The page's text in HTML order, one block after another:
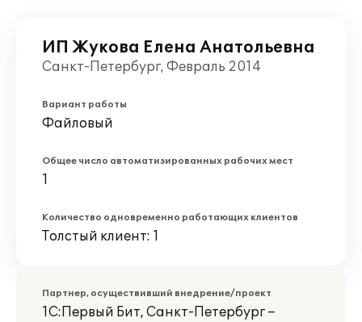
ИП Жукова Елена Анатольевна
Санкт-Петербург, Февраль 2014
Вариант работы
Файловый
Общее число автоматизированных рабочих мест
1
Количество одновременно работающих клиентов
Толстый клиент: 1
Партнер, осуществивший внедрение/проект
1С:Первый Бит, Санкт-Петербург –